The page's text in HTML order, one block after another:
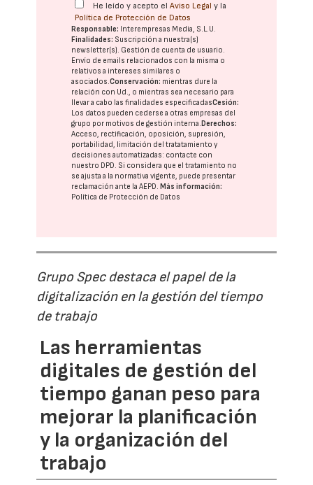
He leído y acepto elAviso Legal y la
Política de Protección de Datos
Responsable: Interempresas Media, S.L.U.
Finalidades: Suscripción a nuestra(s)
newsletter(s). Gestión de cuenta de usuario.
Envío de emails relacionados con la misma o
relativos a intereses similares o
asociados.Conservación: mientras dure la
relación con Ud., o mientras sea necesario para
llevar a cabo las finalidades especificadasCesión:
Los datos pueden cederse a otras empresas del
grupo por motivos de gestión interna. Derechos:
Acceso, rectificación, oposición, supresión,
portabilidad, limitación del tratatamiento y
decisiones automatizadas: contacte con
nuestro DPD. Si considera que el tratamiento no
se ajusta a la normativa vigente, puede presentar
reclamación ante laAEPD. Más información:
Política de Protección de Datos
Grupo Spec destaca el papel de la
digitalización en la gestión del tiempo
de trabajo
Las herramientas
digitales de gestión del
tiempo ganan peso para
mejorar la planificación
y la organización del
trabajo